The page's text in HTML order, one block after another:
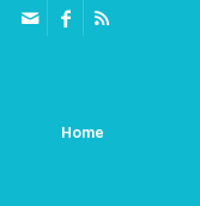
Home